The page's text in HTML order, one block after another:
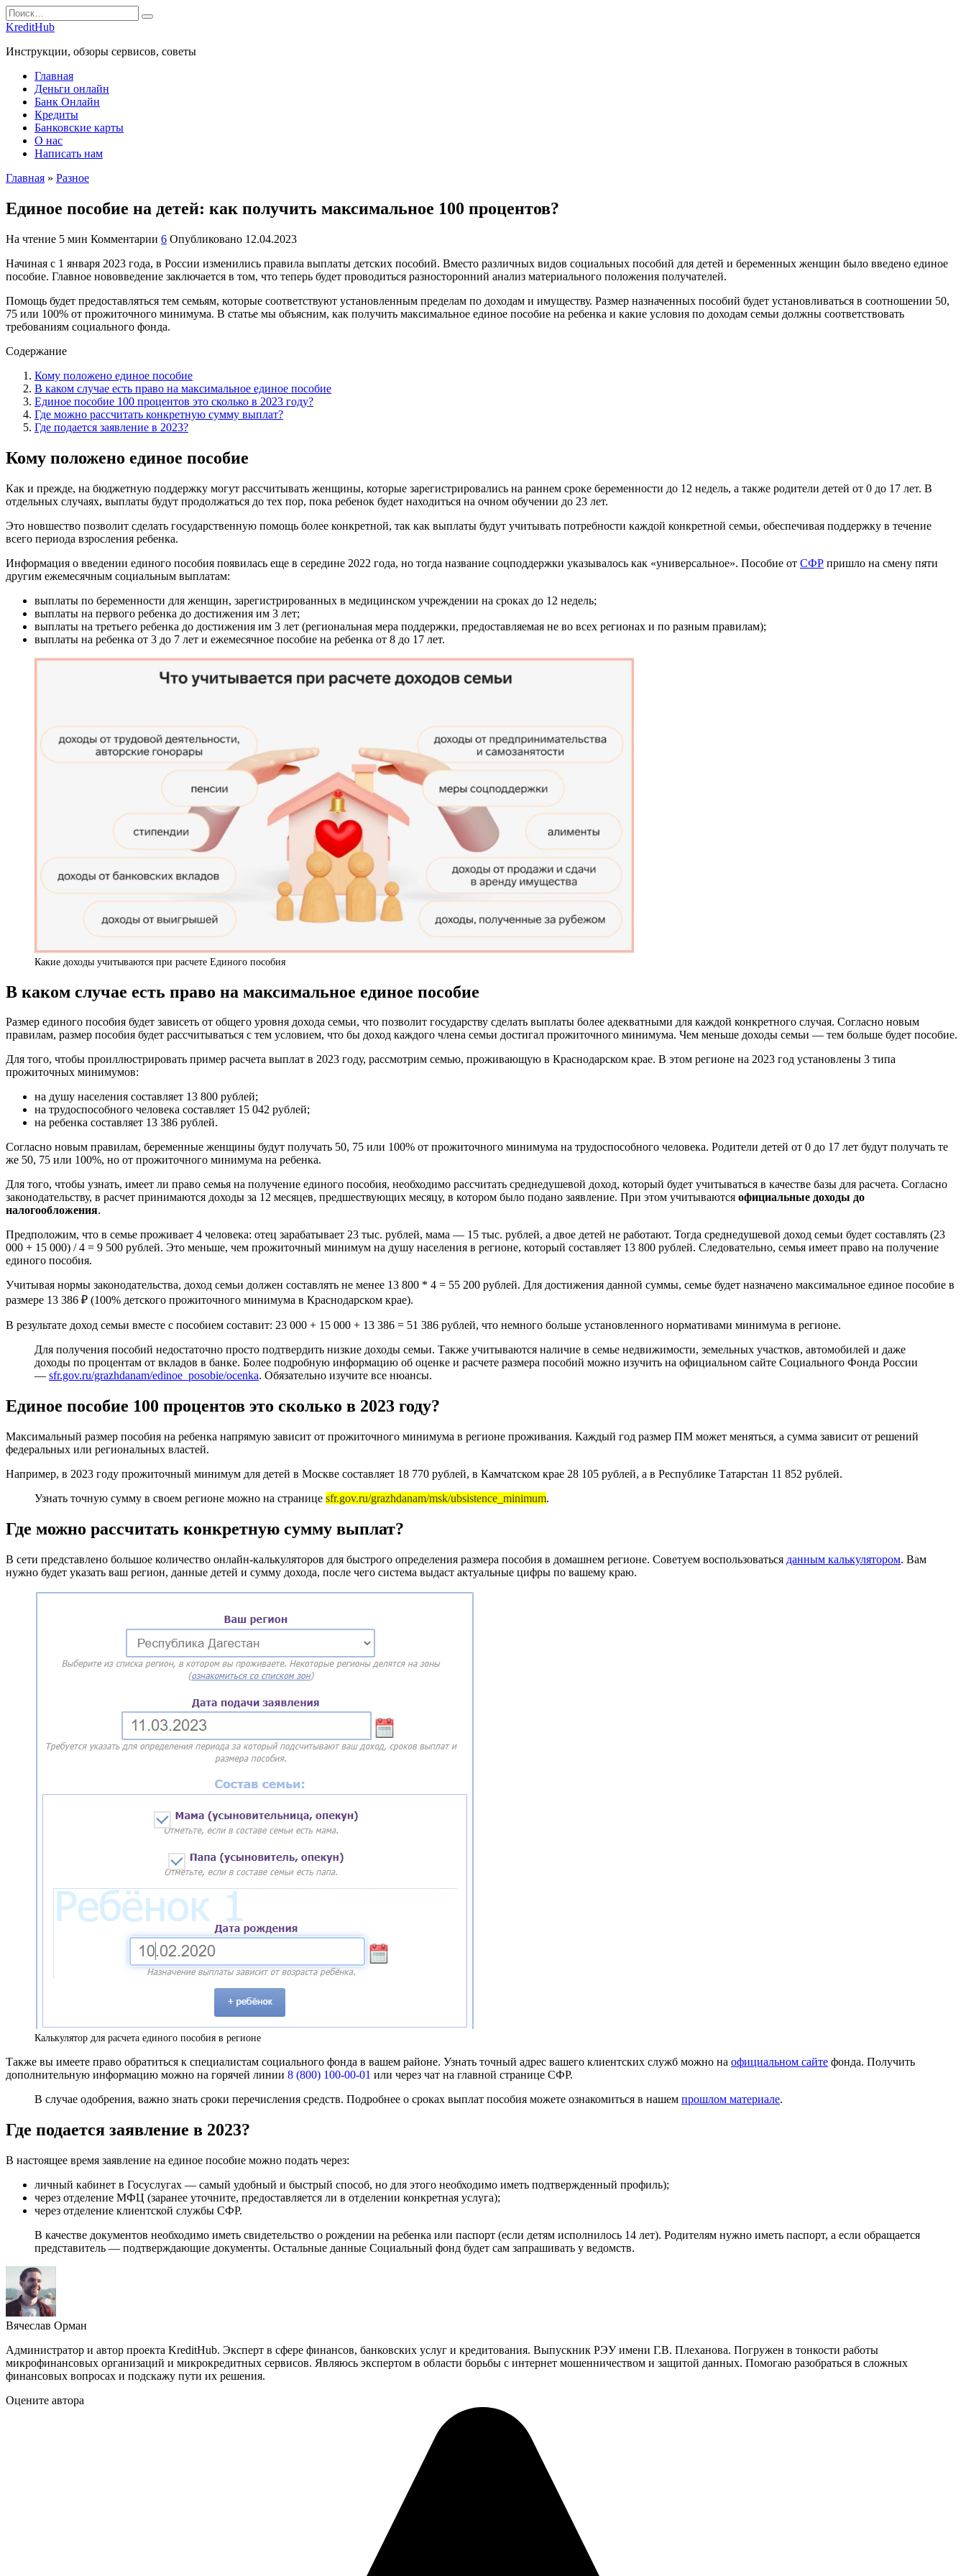
Перейти
к
Search
for:
KreditHub
Инструкции, обзоры сервисов, советы
Главная
Деньги онлайн
Банк Онлайн
Кредиты
Банковские карты
О нас
Написать нам
Главная » Разное
Единое пособие на детей: как получить максимальное 100 процентов?
На чтение 5 мин Комментарии 6 Опубликовано 12.04.2023
Начиная с 1 января 2023 года, в России изменились правила выплаты детских пособий. Вместо различных видов социальных пособий для детей и беременных женщин было введено единое
пособие. Главное нововведение заключается в том, что теперь будет проводиться разносторонний анализ материального положения получателей.
Помощь будет предоставляться тем семьям, которые соответствуют установленным пределам по доходам и имуществу. Размер назначенных пособий будет установливаться в соотношении 50,
75 или 100% от прожиточного минимума. В статье мы объясним, как получить максимальное единое пособие на ребенка и какие условия по доходам семьи должны соответствовать
требованиям социального фонда.
Содержание
Кому положено единое пособие
В каком случае есть право на максимальное единое пособие
Единое пособие 100 процентов это сколько в 2023 году?
Где можно рассчитать конкретную сумму выплат?
Где подается заявление в 2023?
Кому положено единое пособие
Как и прежде, на бюджетную поддержку могут рассчитывать женщины, которые зарегистрировались на раннем сроке беременности до 12 недель, а также родители детей от 0 до 17 лет. В
отдельных случаях, выплаты будут продолжаться до тех пор, пока ребенок будет находиться на очном обучении до 23 лет.
Это новшество позволит сделать государственную помощь более конкретной, так как выплаты будут учитывать потребности каждой конкретной семьи, обеспечивая поддержку в течение
всего периода взросления ребенка.
Информация о введении единого пособия появилась еще в середине 2022 года, но тогда название соцподдержки указывалось как «универсальное». Пособие от СФР пришло на смену пяти
другим ежемесячным социальным выплатам:
выплаты по беременности для женщин, зарегистрированных в медицинском учреждении на сроках до 12 недель;
выплаты на первого ребенка до достижения им 3 лет;
выплаты на третьего ребенка до достижения им 3 лет (региональная мера поддержки, предоставляемая не во всех регионах и по разным правилам);
выплаты на ребенка от 3 до 7 лет и ежемесячное пособие на ребенка от 8 до 17 лет.
Какие доходы учитываются при расчете Единого пособия
В каком случае есть право на максимальное единое пособие
Размер единого пособия будет зависеть от общего уровня дохода семьи, что позволит государству сделать выплаты более адекватными для каждой конкретного случая. Согласно новым
правилам, размер пособия будет рассчитываться с тем условием, что бы доход каждого члена семьи достигал прожиточного минимума. Чем меньше доходы семьи — тем больше будет пособие.
Для того, чтобы проиллюстрировать пример расчета выплат в 2023 году, рассмотрим семью, проживающую в Краснодарском крае. В этом регионе на 2023 год установлены 3 типа
прожиточных минимумов:
на душу населения составляет 13 800 рублей;
на трудоспособного человека составляет 15 042 рублей;
на ребенка составляет 13 386 рублей.
Согласно новым правилам, беременные женщины будут получать 50, 75 или 100% от прожиточного минимума на трудоспособного человека. Родители детей от 0 до 17 лет будут получать те
же 50, 75 или 100%, но от прожиточного минимума на ребенка.
Для того, чтобы узнать, имеет ли право семья на получение единого пособия, необходимо рассчитать среднедушевой доход, который будет учитываться в качестве базы для расчета. Согласно
законодательству, в расчет принимаются доходы за 12 месяцев, предшествующих месяцу, в котором было подано заявление. При этом учитываются официальные доходы до
налогообложения.
Предположим, что в семье проживает 4 человека: отец зарабатывает 23 тыс. рублей, мама — 15 тыс. рублей, а двое детей не работают. Тогда среднедушевой доход семьи будет составлять (23
000 + 15 000) / 4 = 9 500 рублей. Это меньше, чем прожиточный минимум на душу населения в регионе, который составляет 13 800 рублей. Следовательно, семья имеет право на получение
единого пособия.
Учитывая нормы законодательства, доход семьи должен составлять не менее 13 800 * 4 = 55 200 рублей. Для достижения данной суммы, семье будет назначено максимальное единое пособие в
размере 13 386 ₽ (100% детского прожиточного минимума в Краснодарском крае).
В результате доход семьи вместе с пособием составит: 23 000 + 15 000 + 13 386 = 51 386 рублей, что немного больше установленного нормативами минимума в регионе.
Для получения пособий недостаточно просто подтвердить низкие доходы семьи. Также учитываются наличие в семье недвижимости, земельных участков, автомобилей и даже
доходы по процентам от вкладов в банке. Более подробную информацию об оценке и расчете размера пособий можно изучить на официальном сайте Социального Фонда России
— sfr.gov.ru/grazhdanam/edinoe_posobie/ocenka. Обязательно изучите все нюансы.
Единое пособие 100 процентов это сколько в 2023 году?
Максимальный размер пособия на ребенка напрямую зависит от прожиточного минимума в регионе проживания. Каждый год размер ПМ может меняться, а сумма зависит от решений
федеральных или региональных властей.
Например, в 2023 году прожиточный минимум для детей в Москве составляет 18 770 рублей, в Камчатском крае 28 105 рублей, а в Республике Татарстан 11 852 рублей.
Узнать точную сумму в своем регионе можно на странице sfr.gov.ru/grazhdanam/msk/ubsistence_minimum.
Где можно рассчитать конкретную сумму выплат?
В сети представлено большое количество онлайн-калькуляторов для быстрого определения размера пособия в домашнем регионе. Советуем воспользоваться данным калькулятором. Вам
нужно будет указать ваш регион, данные детей и сумму дохода, после чего система выдаст актуальные цифры по вашему краю.
Калькулятор для расчета единого пособия в регионе
Также вы имеете право обратиться к специалистам социального фонда в вашем районе. Узнать точный адрес вашего клиентских служб можно на официальном сайте фонда. Получить
дополнительную информацию можно на горячей линии 8 (800) 100-00-01 или через чат на главной странице СФР.
В случае одобрения, важно знать сроки перечисления средств. Подробнее о сроках выплат пособия можете ознакомиться в нашем прошлом материале.
Где подается заявление в 2023?
В настоящее время заявление на единое пособие можно подать через:
личный кабинет в Госуслугах — самый удобный и быстрый способ, но для этого необходимо иметь подтвержденный профиль);
через отделение МФЦ (заранее уточните, предоставляется ли в отделении конкретная услуга);
через отделение клиентской службы СФР.
В качестве документов необходимо иметь свидетельство о рождении на ребенка или паспорт (если детям исполнилось 14 лет). Родителям нужно иметь паспорт, а если обращается
представитель — подтверждающие документы. Остальные данные Социальный фонд будет сам запрашивать у ведомств.
Вячеслав Орман
Администратор и автор проекта KreditHub. Эксперт в сфере финансов, банковских услуг и кредитования. Выпускник РЭУ имени Г.В. Плеханова. Погружен в тонкости работы
микрофинансовых организаций и микрокредитных сервисов. Являюсь экспертом в области борьбы с интернет мошенничеством и защитой данных. Помогаю разобраться в сложных
финансовых вопросах и подскажу пути их решения.
Оцените автора